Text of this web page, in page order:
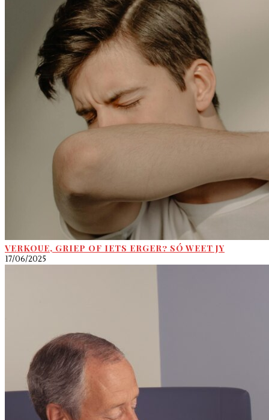
VERKOUE, GRIEP OF IETS ERGER? SÓ WEET JY
17/06/2025